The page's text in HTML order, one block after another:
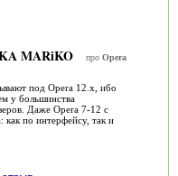
MARiKO про Opera
под Opera 12.x, ибо
у большинства
Даже Opera 7-12 с
по интерфейсу, так и